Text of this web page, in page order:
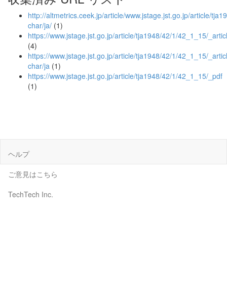
http://altmetrics.ceek.jp/article/www.jstage.jst.go.jp/article/
char/ja/ (1)
https://www.jstage.jst.go.jp/article/tja1948/42/1/42_1_15/
(4)
https://www.jstage.jst.go.jp/article/tja1948/42/1/42_1_15/
char/ja (1)
https://www.jstage.jst.go.jp/article/tja1948/42/1/42_1_15/_pdf
(1)
ヘルプ
ご意見はこちら
TechTech Inc.